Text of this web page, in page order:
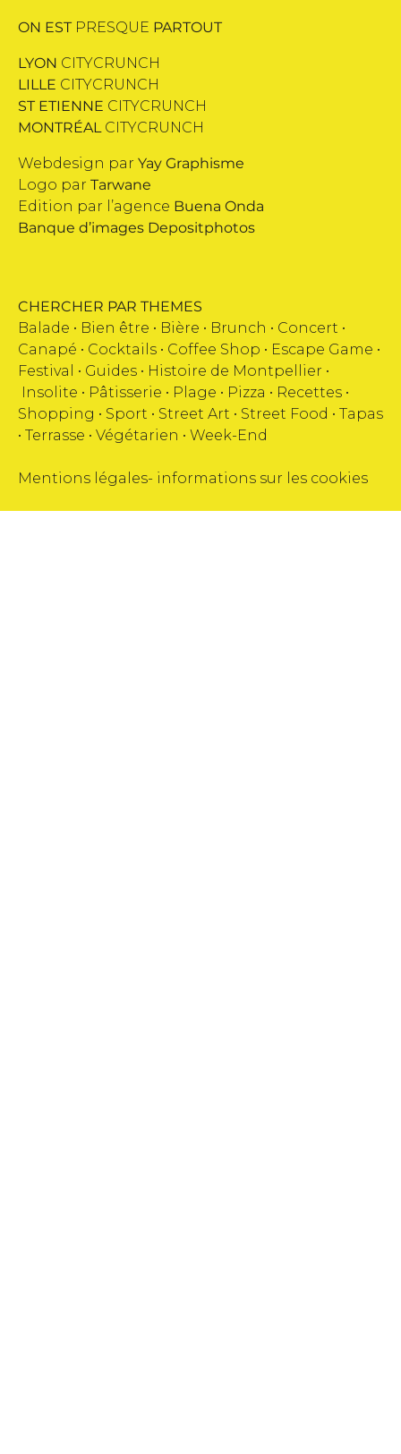
ON EST PRESQUE PARTOUT
LYON CITYCRUNCH
LILLE CITYCRUNCH
ST ETIENNE CITYCRUNCH
MONTRÉALCITYCRUNCH
Webdesign par Yay Graphisme
Logo par Tarwane
Edition par l’agence Buena Onda
Banque d’images Depositphotos
CHERCHER PAR THEMES
Balade • Bien être • Bière • Brunch • Concert •
Canapé • Cocktails • Coffee Shop • Escape Game •
Festival
• Guides • Histoire de Montpellier •
Insolite • Pâtisserie • Plage • Pizza • Recettes •
Shopping • Sport • Street Art • Street Food • Tapas
• Terrasse • Végétarien • Week-End
Mentions légales- informations sur les cookies